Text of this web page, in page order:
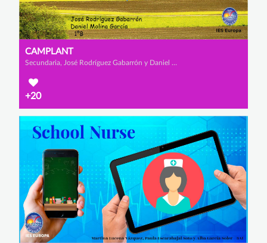
CAMPLANT
Secundaria, José Rodríguez Gabarrón y Daniel Molina García
+20